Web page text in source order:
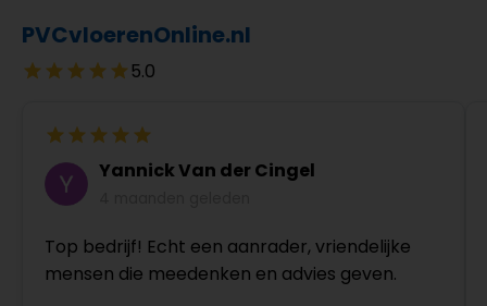
PVCvloerenOnline.nl
5.0
Yannick Van der Cingel
Top bedrijf! Echt een aanrader, vriendelijke
mensen die meedenken en advies geven.